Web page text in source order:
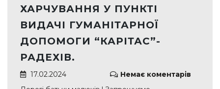
ХАРЧУВАННЯ У ПУНКТІ
ВИДАЧІ ГУМАНІТАРНОЇ
ДОПОМОГИ “КАРІТАС”-
РАДЕХІВ.
17.02.2024
Немає коментарів